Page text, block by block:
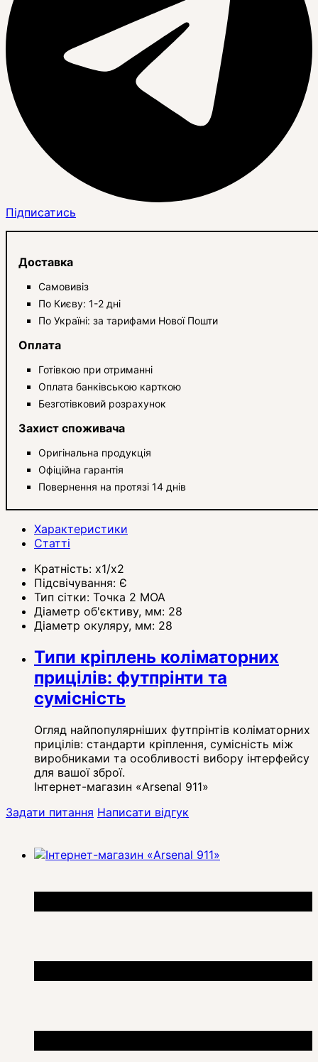
Підписатись
Доставка
Самовивіз
По Києву: 1-2 дні
По Україні: за тарифами Нової Пошти
Оплата
Готівкою при отриманні
Оплата банківською карткою
Безготівковий розрахунок
Захист споживача
Оригінальна продукція
Офіційна гарантія
Повернення на протязі 14 днів
Характеристики
Статті
Кратність: x1/x2
Підсвічування: Є
Тип сітки: Точка 2 MOA
Діаметр об'єктиву, мм: 28
Діаметр окуляру, мм: 28
Типи кріплень коліматорних
прицілів: футпрінти та
сумісність
Огляд найпопулярніших футпрінтів коліматорних
прицілів: стандарти кріплення, сумісність між
виробниками та особливості вибору інтерфейсу
для вашої зброї.
Інтернет-магазин «Arsenal 911»
Задати питання Написати відгук